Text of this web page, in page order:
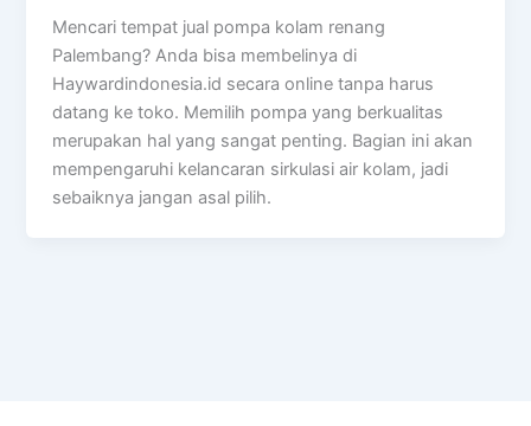
Mencari tempat jual pompa kolam renang
Palembang? Anda bisa membelinya di
Haywardindonesia.id secara online tanpa harus
datang ke toko. Memilih pompa yang berkualitas
merupakan hal yang sangat penting. Bagian ini akan
mempengaruhi kelancaran sirkulasi air kolam, jadi
sebaiknya jangan asal pilih.